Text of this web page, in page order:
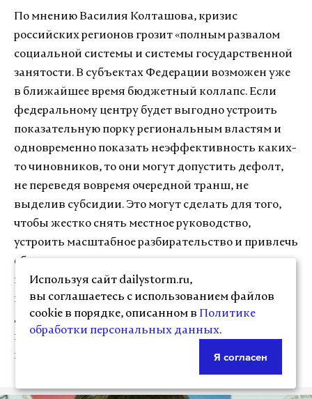
Используя сайт dailystorm.ru,
вы соглашаетесь с использованием файлов
cookie в порядке, описанном в Политике
обработки персональных данных.
Я согласен
По мнению Василия Колташова, кризис
российских регионов грозит «полным развалом
социальной системы и системы государственной
занятости. В субъектах Федерации возможен уже
в ближайшее время бюджетный коллапс. Если
федеральному центру будет выгодно устроить
показательную порку региональным властям и
одновременно показать неэффективность каких-
то чиновников, то они могут допустить дефолт,
не переведя вовремя очередной транш, не
выделив субсидии. Это могут сделать для того,
чтобы жестко снять местное руководство,
устроить масштабное разбирательство и привлечь
общественное внимание перед президентскими
выборами», — полагает эксперт и добавляет, что
все-таки реструктуризация бюджетных долгов
должна помочь исправить ситуацию и
катастрофа на данный момент отложена на
неопределенный срок.